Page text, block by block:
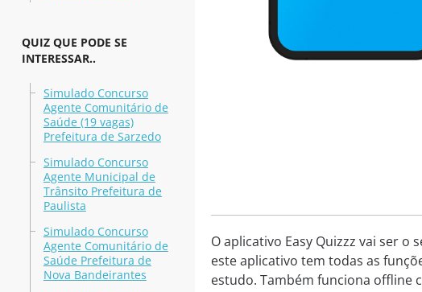
QUIZ QUE PODE SE
INTERESSAR..
Simulado Concurso
Agente Comunitário de
Saúde (19 vagas)
Prefeitura de Sarzedo
Simulado Concurso
Agente Municipal de
Trânsito Prefeitura de
Paulista
Simulado Concurso
Agente Comunitário de
Saúde Prefeitura de
Nova Bandeirantes
O aplicativo Easy Quizzz vai ser
este aplicativo tem todas as
estudo. Também funciona offline